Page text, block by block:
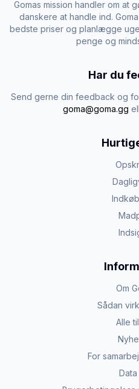
Gomas mission handler om at
danskere at handle ind.
bedste priser og planlægge
penge og
Har du
Send gerne din feedback og
goma@goma.gg
Om
Sådan
Alle
For
Data